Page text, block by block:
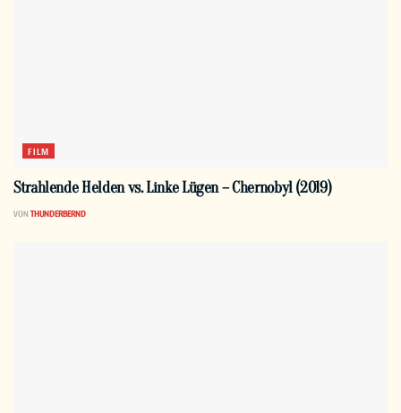
FILM
Strahlende Helden vs. Linke Lügen – Chernobyl (2019)
VON THUNDERBERND